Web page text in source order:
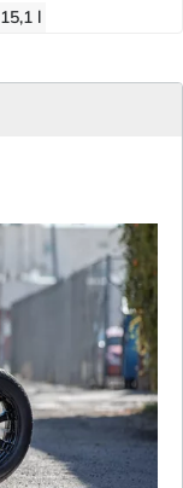
15,1 l